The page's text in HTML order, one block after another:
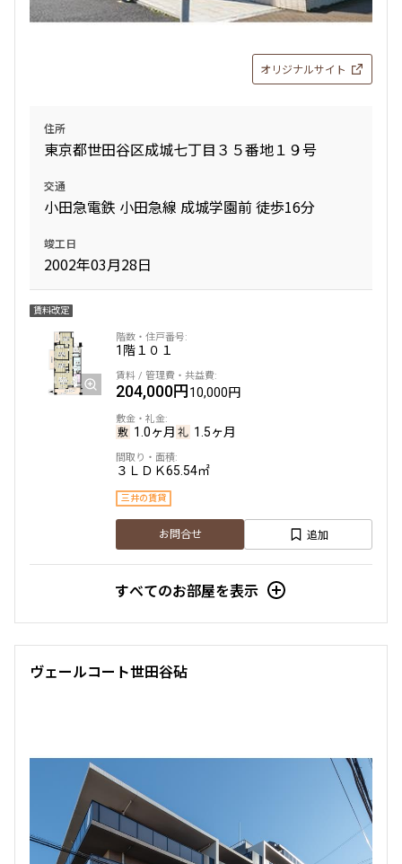
1LDK32.96㎡
追加
オリジナルサイト
住所
東京都世田谷区成城七丁目３５番地１９号
交通
小田急電鉄 小田急線 成城学園前 徒歩16分
竣工日
2002年03月28日
賃料改定
1階１０１
204,000円10,000円
1.0ヶ月 1.5ヶ月
３ＬＤＫ65.54㎡
三井の賃貸
お問合せ 追加
すべてのお部屋を表示
ヴェールコート世田谷砧